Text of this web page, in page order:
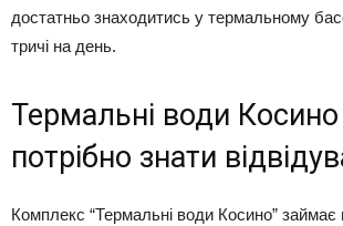
достатньо знаходитись у термальному
тричі на день.
Термальні води
потрібно знати
Комплекс “Термальні води Косино”